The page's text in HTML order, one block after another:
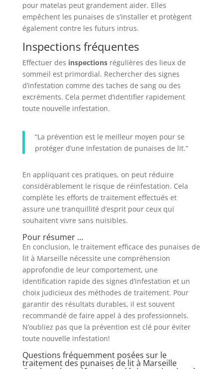
pour matelas peut grandement aider. Elles
empêchent les punaises de s’installer et protègent
également contre les futurs intrus.
Inspections fréquentes
Effectuer des inspectionsrégulières des lieux de
sommeil est primordial. Rechercher des signes
d’infestation comme des taches de sang ou des
excréments. Cela permet d’identifier rapidement
toute nouvelle infestation.
“La prévention est le meilleur moyen pour se
protéger d’une infestation de punaises de lit.”
En appliquant ces pratiques, on peut réduire
considérablement le risque de réinfestation. Cela
complète les efforts de traitement effectués et
assure une tranquillité d’esprit pour ceux qui
souhaitent vivre sans nuisibles.
Pour résumer …
En conclusion, le traitement efficace des punaises de
lit à Marseille nécessite une compréhension
approfondie de leur comportement, une
identification rapide des signes d’infestation et un
choix judicieux des méthodes de traitement. Pour
garantir des résultats durables, il est souvent
recommandé de faire appel à des professionnels.
N’oubliez pas que la prévention est clé pour éviter
toute nouvelle infestation!
Questions fréquemment posées sur le
traitement des punaises de lit à Marseille